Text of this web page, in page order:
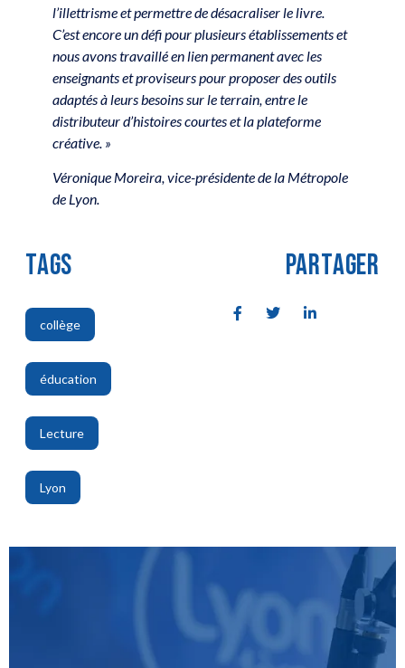
l’illettrisme et permettre de désacraliser le livre.
C’est encore un défi pour plusieurs établissements et
nous avons travaillé en lien permanent avec les
enseignants et proviseurs pour proposer des outils
adaptés à leurs besoins sur le terrain, entre le
distributeur d’histoires courtes et la plateforme
créative. »
Véronique Moreira, vice-présidente de la Métropole
de Lyon.
TAGS
collège
,
éducation
,
Lecture
,
Lyon
PARTAGER